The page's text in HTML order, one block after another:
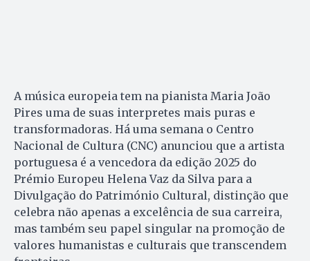
A música europeia tem na pianista Maria João
Pires uma de suas interpretes mais puras e
transformadoras. Há uma semana o Centro
Nacional de Cultura (CNC) anunciou que a artista
portuguesa é a vencedora da edição 2025 do
Prémio Europeu Helena Vaz da Silva para a
Divulgação do Património Cultural, distinção que
celebra não apenas a excelência de sua carreira,
mas também seu papel singular na promoção de
valores humanistas e culturais que transcendem